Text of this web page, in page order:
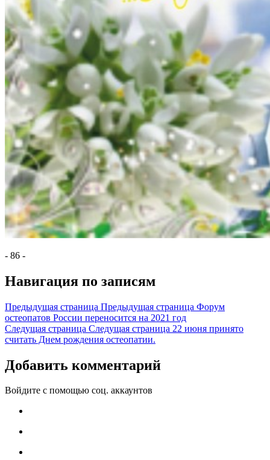
- 86 -
Навигация по записям
Предыдущая страница Предыдущая страница Форум
остеопатов России переносится на 2021 год
Следущая страница Следущая страница 22 июня принято
считать Днем рождения остеопатии.
Добавить комментарий
Войдите с помощью соц. аккаунтов